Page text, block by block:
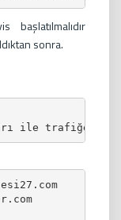
sonra.